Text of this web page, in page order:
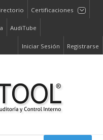
Certificaciones
AudiTube
Iniciar Sesión Registrarse